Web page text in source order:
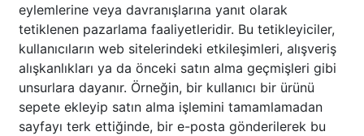
eylemlerine veya davranışlarına yanıt olarak
tetiklenen pazarlama faaliyetleridir. Bu tetikleyiciler,
kullanıcıların web sitelerindeki etkileşimleri, alışveriş
alışkanlıkları ya da önceki satın alma geçmişleri gibi
unsurlara dayanır. Örneğin, bir kullanıcı bir ürünü
sepete ekleyip satın alma işlemini tamamlamadan
sayfayı terk ettiğinde, bir e-posta gönderilerek bu